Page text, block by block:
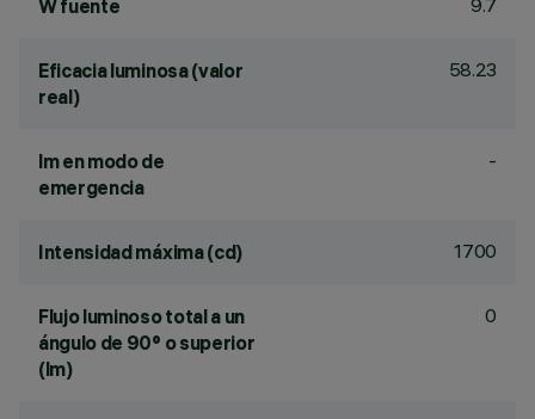
W fuente 9.7
Eficacia luminosa (valor
real)
58.23
lm en modo de
emergencia
-
Intensidad máxima (cd) 1700
Flujo luminoso total a un
ángulo de 90° o superior
(lm)
0